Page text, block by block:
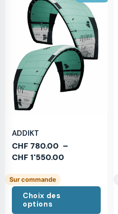
ADDIKT
CHF 780.00 –
CHF 1'550.00
Sur commande
Choix des
options